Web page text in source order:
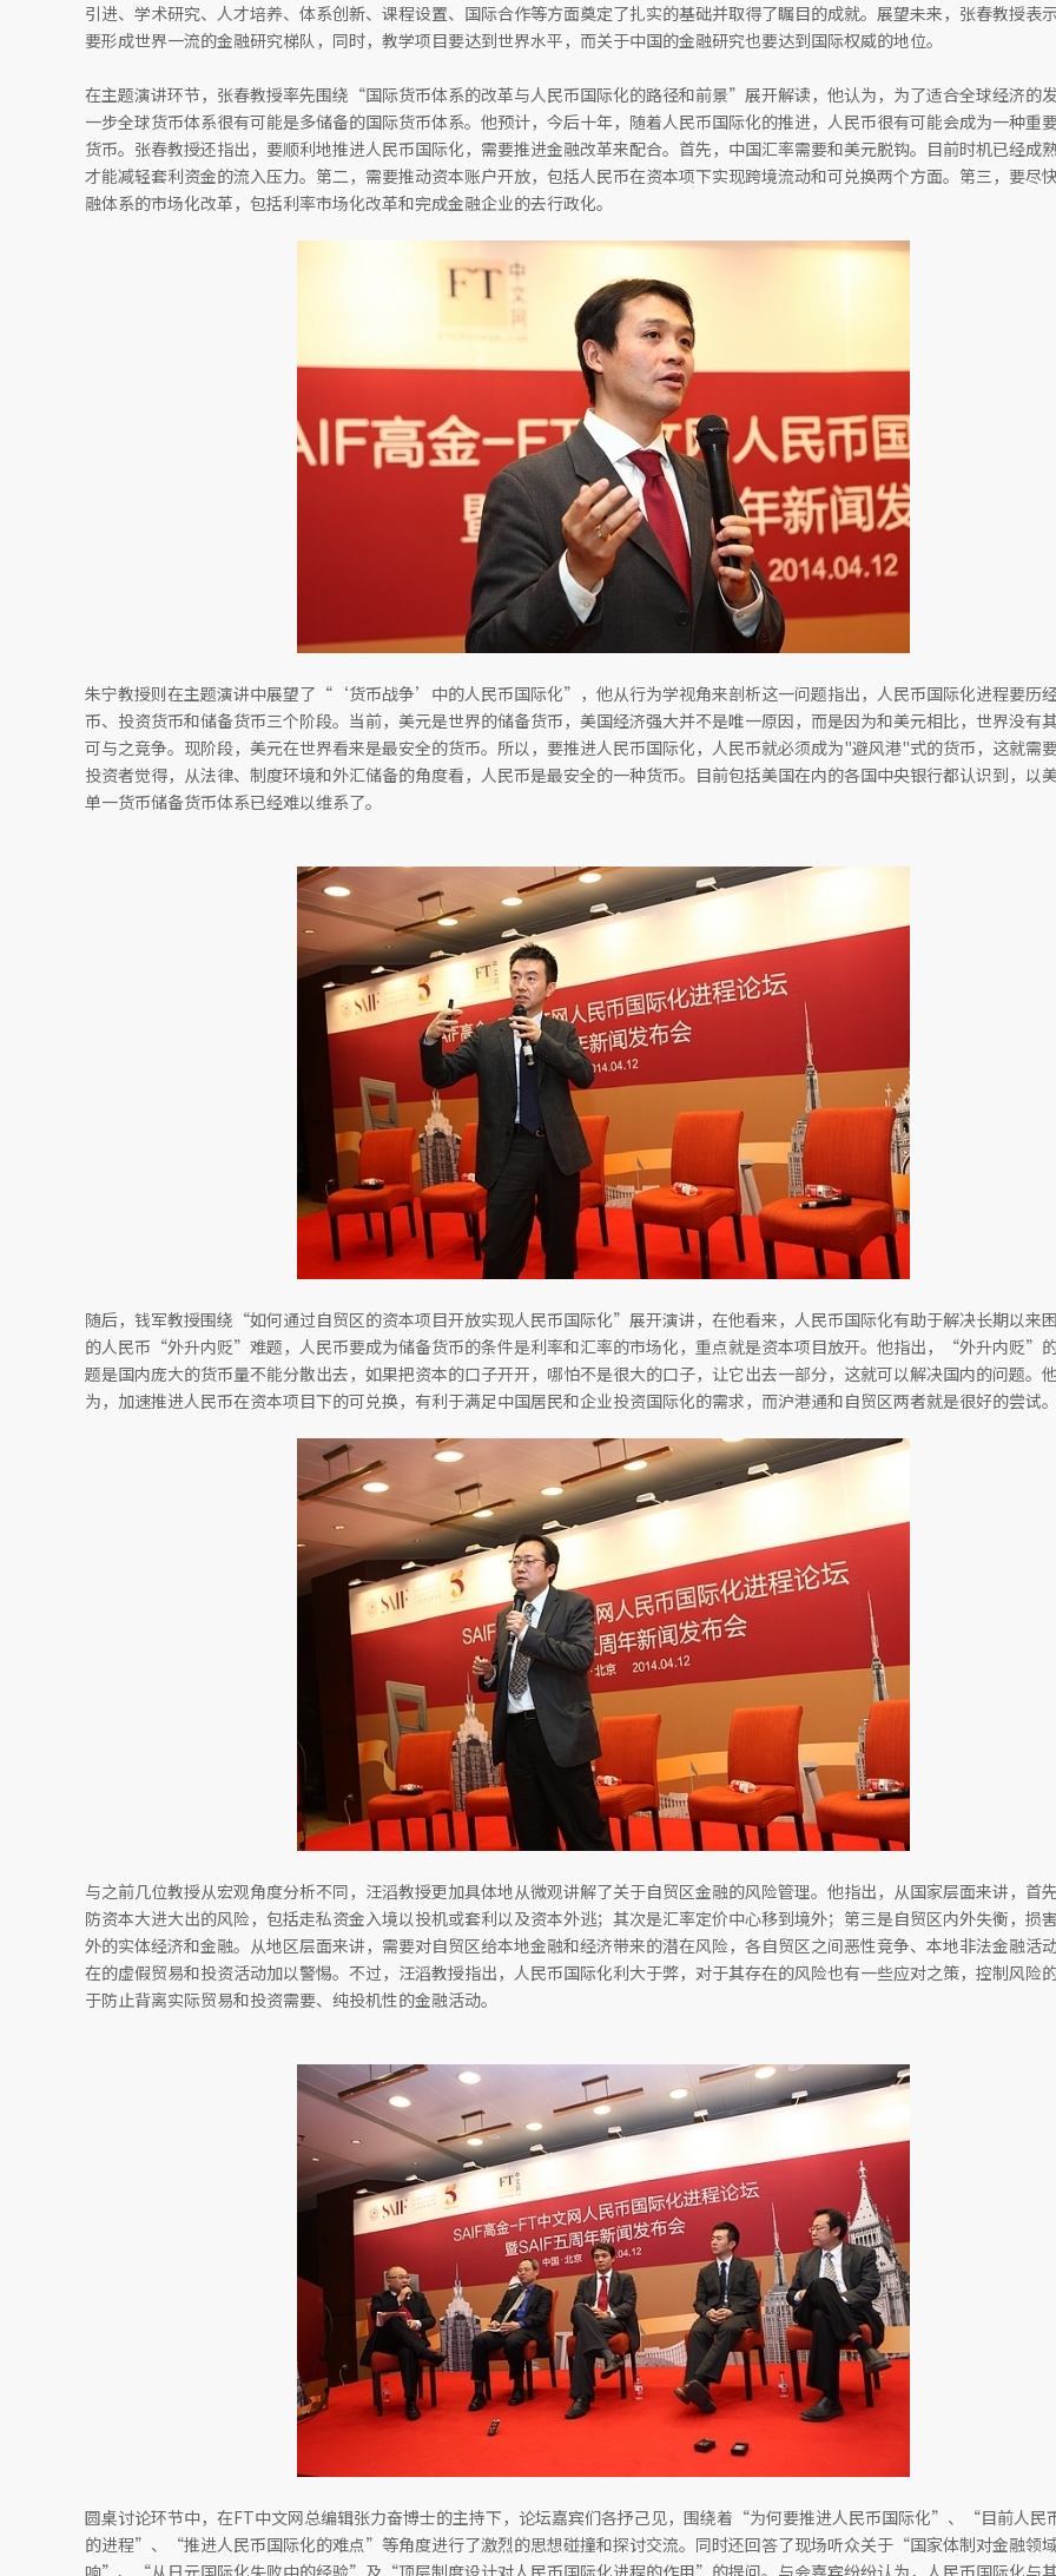
引进、学术研究、人才培养、体系创新、课程设置、国际合作等方面奠定了扎实的基础并取得了瞩目的成就。展望未来，张春教授表
要形成世界一流的金融研究梯队，同时，教学项目要达到世界水平，而关于中国的金融研究也要达到国际权威的地位。
在主题演讲环节，张春教授率先围绕“国际货币体系的改革与人民币国际化的路径和前景”展开解读，他认为，为了适合全球经济的
一步全球货币体系很有可能是多储备的国际货币体系。他预计，今后十年，随着人民币国际化的推进，人民币很有可能会成为一种重
货币。张春教授还指出，要顺利地推进人民币国际化，需要推进金融改革来配合。首先，中国汇率需要和美元脱钩。目前时机已经成
才能减轻套利资金的流入压力。第二，需要推动资本账户开放，包括人民币在资本项下实现跨境流动和可兑换两个方面。第三，要尽
融体系的市场化改革，包括利率市场化改革和完成金融企业的去行政化。
朱宁教授则在主题演讲中展望了“‘货币战争’中的人民币国际化”，他从行为学视角来剖析这一问题指出，人民币国际化进程要历
币、投资货币和储备货币三个阶段。当前，美元是世界的储备货币，美国经济强大并不是唯一原因，而是因为和美元相比，世界没有
可与之竞争。现阶段，美元在世界看来是最安全的货币。所以，要推进人民币国际化，人民币就必须成为"避风港"式的货币，这就需
投资者觉得，从法律、制度环境和外汇储备的角度看，人民币是最安全的一种货币。目前包括美国在内的各国中央银行都认识到，以
单一货币储备货币体系已经难以维系了。
随后，钱军教授围绕“如何通过自贸区的资本项目开放实现人民币国际化”展开演讲，在他看来，人民币国际化有助于解决长期以来
的人民币“外升内贬”难题，人民币要成为储备货币的条件是利率和汇率的市场化，重点就是资本项目放开。他指出，“外升内贬”
题是国内庞大的货币量不能分散出去，如果把资本的口子开开，哪怕不是很大的口子，让它出去一部分，这就可以解决国内的问题。
为，加速推进人民币在资本项目下的可兑换，有利于满足中国居民和企业投资国际化的需求，而沪港通和自贸区两者就是很好的尝试。
与之前几位教授从宏观角度分析不同，汪滔教授更加具体地从微观讲解了关于自贸区金融的风险管理。他指出，从国家层面来讲，首
防资本大进大出的风险，包括走私资金入境以投机或套利以及资本外逃；其次是汇率定价中心移到境外；第三是自贸区内外失衡，损
外的实体经济和金融。从地区层面来讲，需要对自贸区给本地金融和经济带来的潜在风险，各自贸区之间恶性竞争、本地非法金融活
在的虚假贸易和投资活动加以警惕。不过，汪滔教授指出，人民币国际化利大于弊，对于其存在的风险也有一些应对之策，控制风险
于防止背离实际贸易和投资需要、纯投机性的金融活动。
圆桌讨论环节中，在FT中文网总编辑张力奋博士的主持下，论坛嘉宾们各抒己见，围绕着“为何要推进人民币国际化”、“目前人民
的进程”、“推进人民币国际化的难点”等角度进行了激烈的思想碰撞和探讨交流。同时还回答了现场听众关于“国家体制对金融领